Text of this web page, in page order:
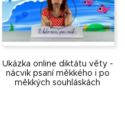
Ukázka online diktátu věty -
nácvik psaní měkkého i po
měkkých souhláskách